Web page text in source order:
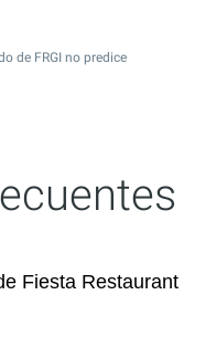
de FRGI no predice
Fiesta Restaurant